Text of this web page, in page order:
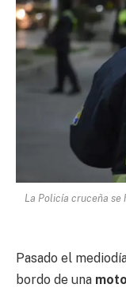
La Policía cruceña se
Pasado el
bordo de una